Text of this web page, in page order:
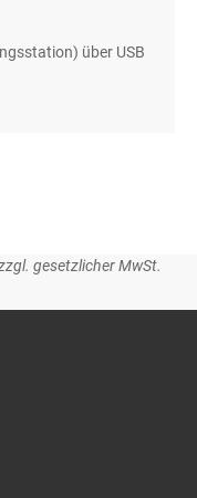
über USB
gesetzlicher MwSt.